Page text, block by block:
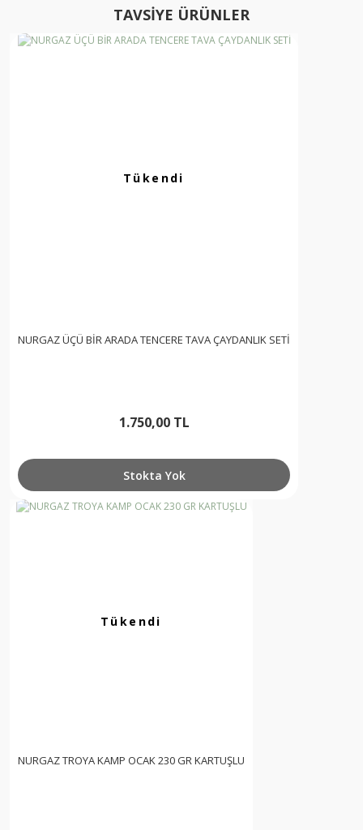
TAVSİYE ÜRÜNLER
Tükendi
NURGAZ ÜÇÜ BİR ARADA TENCERE TAVA ÇAYDANLIK SETİ
1.750,00 TL
Stokta Yok
Tükendi
NURGAZ TROYA KAMP OCAK 230 GR KARTUŞLU